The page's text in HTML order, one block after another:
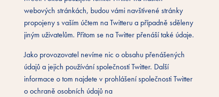
webových stránkách, budou vámi navštívené stránky
propojeny s vaším účtem na Twitteru a případně sděleny
jiným uživatelům. Přitom se na Twitter přenáší také údaje.
Jako provozovatel nevíme nic o obsahu přenášených
údajů a jejich používání společností Twitter. Další
informace o tom najdete v prohlášení společnosti Twitter
o ochraně osobních údajů na